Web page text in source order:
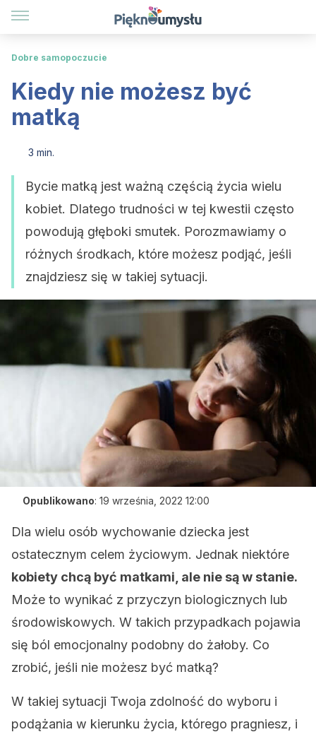
Dobre samopoczucie
Kiedy nie możesz być
matką
3 min.
Bycie matką jest ważną częścią życia wielu
kobiet. Dlatego trudności w tej kwestii często
powodują głęboki smutek. Porozmawiamy o
różnych środkach, które możesz podjąć, jeśli
znajdziesz się w takiej sytuacji.
Opublikowano: 19 września, 2022 12:00
Dla wielu osób wychowanie dziecka jest
ostatecznym celem życiowym. Jednak niektóre
kobiety chcą być matkami, ale nie są w stanie.
Może to wynikać z przyczyn biologicznych lub
środowiskowych. W takich przypadkach pojawia
się ból emocjonalny podobny do żałoby. Co
zrobić, jeśli nie możesz być matką?
W takiej sytuacji Twoja zdolność do wyboru i
podążania w kierunku życia, którego pragniesz, i